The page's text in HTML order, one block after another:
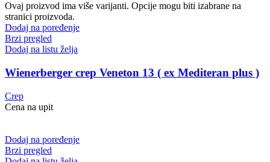
Ovaj proizvod ima više varijanti. Opcije mogu biti izabrane na
stranici proizvoda.
Dodaj na poređenje
Brzi pregled
Dodaj na listu želja
Wienerberger crep Veneton 13 ( ex Mediteran plus )
Crep
Cena na upit
Dodaj na poređenje
Brzi pregled